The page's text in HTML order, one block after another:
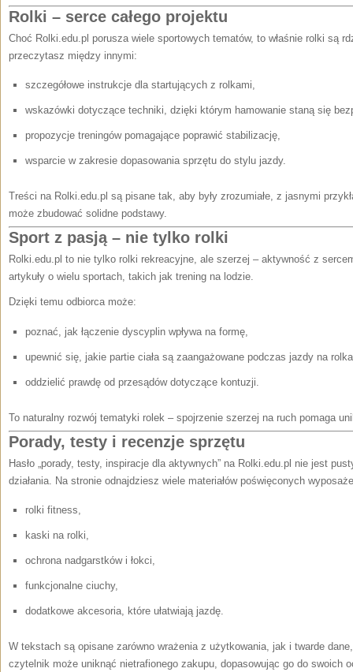
Rolki – serce całego projektu
Choć Rolki.edu.pl porusza wiele sportowych tematów, to właśnie rolki są
przeczytasz między innymi:
szczegółowe instrukcje dla startujących z rolkami,
wskazówki dotyczące techniki, dzięki którym hamowanie staną się
propozycje treningów pomagające poprawić stabilizację,
wsparcie w zakresie dopasowania sprzętu do stylu jazdy.
Treści na Rolki.edu.pl są pisane tak, aby były zrozumiałe, z jasnymi
może zbudować solidne podstawy.
Sport z pasją – nie tylko rolki
Rolki.edu.pl to nie tylko rolki rekreacyjne, ale szerzej – aktywność z
artykuły o wielu sportach, takich jak trening na lodzie.
Dzięki temu odbiorca może:
poznać, jak łączenie dyscyplin wpływa na formę,
upewnić się, jakie partie ciała są zaangażowane podczas jazdy na
oddzielić prawdę od przesądów dotyczące kontuzji.
To naturalny rozwój tematyki rolek – spojrzenie szerzej na ruch pomaga
Porady, testy i recenzje sprzętu
Hasło „porady, testy, inspiracje dla aktywnych” na Rolki.edu.pl nie jest
działania. Na stronie odnajdziesz wiele materiałów poświęconych
rolki fitness,
kaski na rolki,
ochrona nadgarstków i łokci,
funkcjonalne ciuchy,
dodatkowe akcesoria, które ułatwiają jazdę.
W tekstach są opisane zarówno wrażenia z użytkowania, jak i twarde
czytelnik może uniknąć nietrafionego zakupu, dopasowując go do swoich